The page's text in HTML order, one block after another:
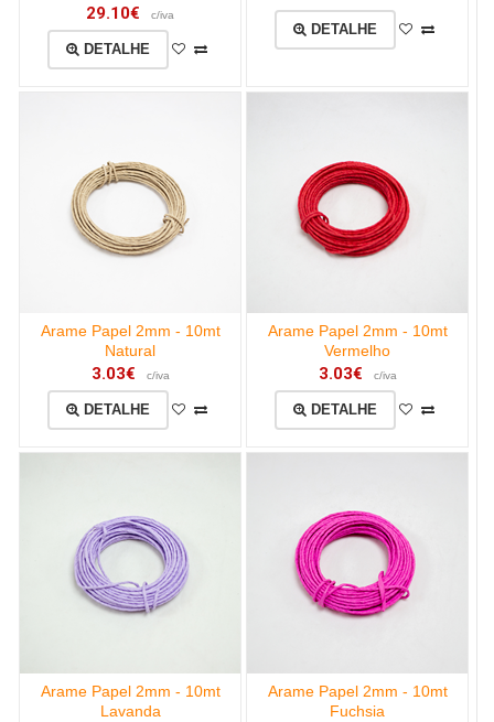
29.10€ c/iva
DETALHE
DETALHE
Arame Papel 2mm - 10mt
Natural
3.03€ c/iva
DETALHE
Arame Papel 2mm - 10mt
Vermelho
3.03€ c/iva
DETALHE
Arame Papel 2mm - 10mt
Lavanda
Arame Papel 2mm - 10mt
Fuchsia